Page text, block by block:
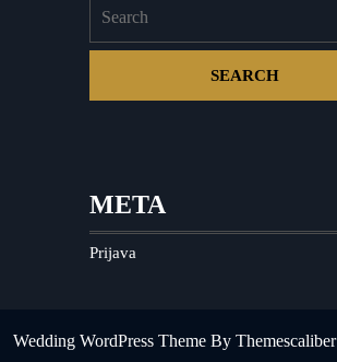
META
Prijava
Wedding WordPress Theme By Themescaliber